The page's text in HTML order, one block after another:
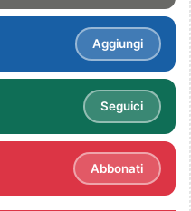
Aggiungi
Seguici
Abbonati